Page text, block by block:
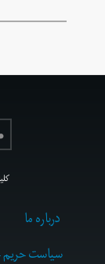
درباره ما
سیاست